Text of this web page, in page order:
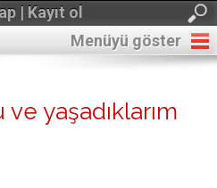
| Kayıt ol
Menüyü göster
yaşadıklarım